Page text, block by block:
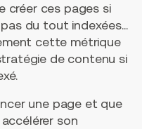
créer ces pages si
du tout indexées...
cette métrique
de contenu si
une page et que
son